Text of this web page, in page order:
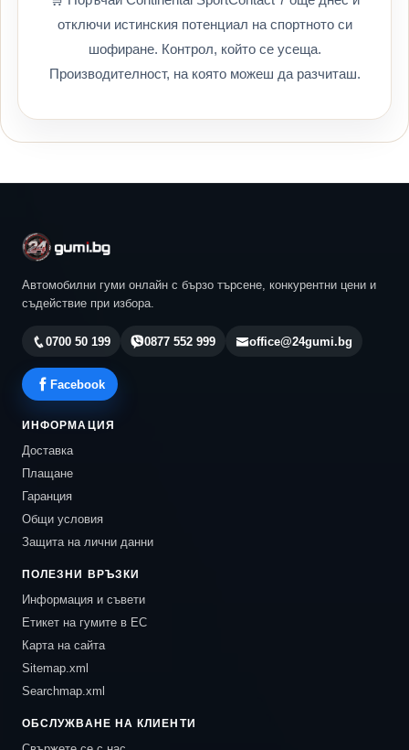
отключи истинския потенциал на спортното си
шофиране. Контрол, който се усеща.
Производителност, на която можеш да разчиташ.
Автомобилни гуми онлайн с бързо търсене, конкурентни цени и
съдействие при избора.
0700 50 199 0877 552 999 office@24gumi.bg
Facebook
ИНФОРМАЦИЯ
Доставка
Плащане
Гаранция
Общи условия
Защита на лични данни
ПОЛЕЗНИ ВРЪЗКИ
Информация и съвети
Етикет на гумите в ЕС
Карта на сайта
Sitemap.xml
Searchmap.xml
ОБСЛУЖВАНЕ НА КЛИЕНТИ